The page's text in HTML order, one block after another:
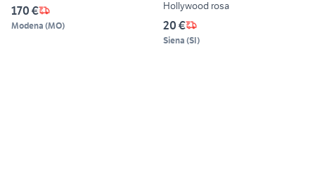
170 €
Modena (MO)
Hollywood rosa
20 €
Siena (SI)